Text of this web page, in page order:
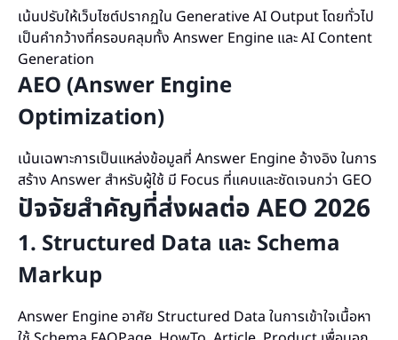
เน้นปรับให้เว็บไซต์ปรากฏใน Generative AI Output โดยทั่วไป
เป็นคำกว้างที่ครอบคลุมทั้ง Answer Engine และ AI Content
Generation
AEO (Answer Engine
Optimization)
เน้นเฉพาะการเป็นแหล่งข้อมูลที่ Answer Engine อ้างอิง ในการ
สร้าง Answer สำหรับผู้ใช้ มี Focus ที่แคบและชัดเจนกว่า GEO
ปัจจัยสำคัญที่ส่งผลต่อ AEO 2026
1. Structured Data และ Schema
Markup
Answer Engine อาศัย Structured Data ในการเข้าใจเนื้อหา